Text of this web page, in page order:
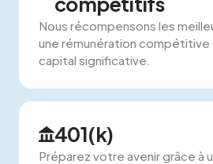
Nous récompensons les
une rémunération compétitive
capital significative.
401(k)
Préparez votre avenir grâce à